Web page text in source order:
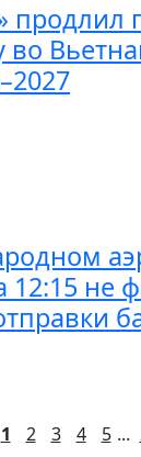
продлил
во
12:15 не
1
2 3 4 5 ...